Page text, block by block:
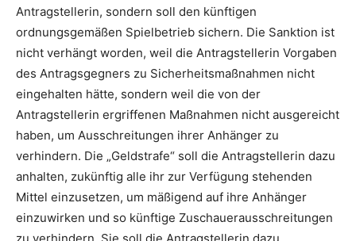
Antragstellerin, sondern soll den künftigen
ordnungsgemäßen Spielbetrieb sichern. Die Sanktion ist
nicht verhängt worden, weil die Antragstellerin Vorgaben
des Antragsgegners zu Sicherheitsmaßnahmen nicht
eingehalten hätte, sondern weil die von der
Antragstellerin ergriffenen Maßnahmen nicht ausgereicht
haben, um Ausschreitungen ihrer Anhänger zu
verhindern. Die „Geldstrafe“ soll die Antragstellerin dazu
anhalten, zukünftig alle ihr zur Verfügung stehenden
Mittel einzusetzen, um mäßigend auf ihre Anhänger
einzuwirken und so künftige Zuschauerausschreitungen